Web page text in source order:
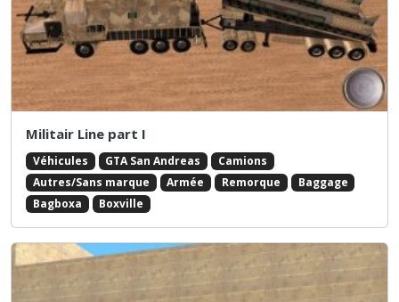
Militair Line part I
Véhicules GTA San Andreas
Camions
Autres/Sans marque
Armée Remorque
Baggage
Bagboxa
Boxville